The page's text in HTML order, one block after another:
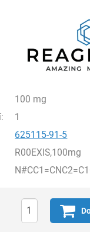
100 mg
1
625115-91-5
R00EXIS,100mg